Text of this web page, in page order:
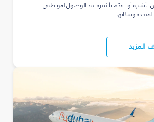
تأشيرة أو تقدّم تأشيرة عند الوصول لمواطني
المتحدة وسكانها.
المزيد